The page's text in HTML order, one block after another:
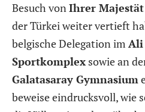
Besuch vonIhrer
der Türkei weiter vertieft
belgische Delegation im Ali
Sportkomplex sowie an
Galatasaray Gymnasium
beweise eindrucksvoll, wie